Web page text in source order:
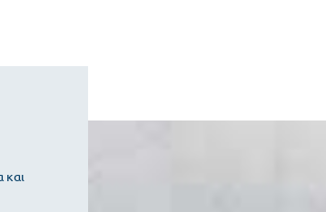
και